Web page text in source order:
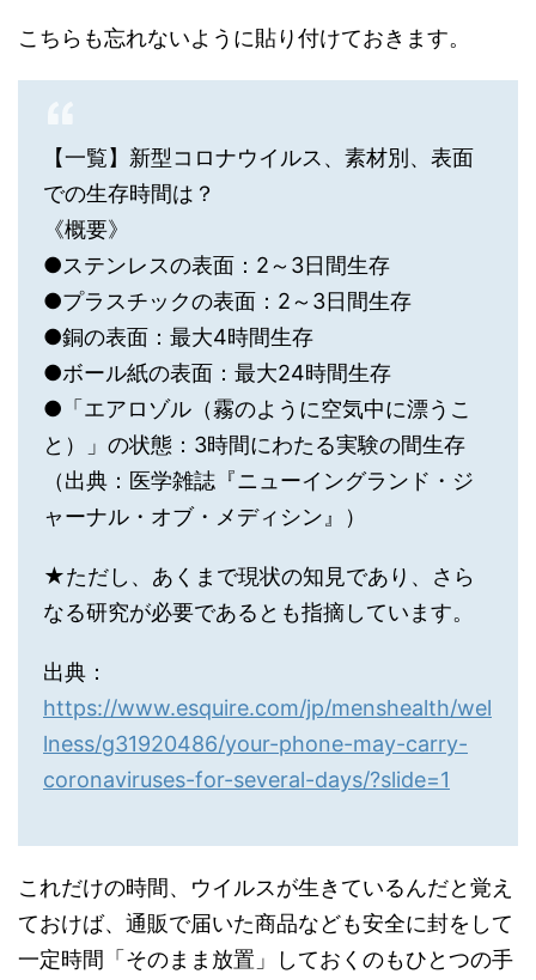
こちらも忘れないように貼り付けておきます。
【一覧】新型コロナウイルス、素材別、表面
での生存時間は？
《概要》
●ステンレスの表面：2～3日間生存
●プラスチックの表面：2～3日間生存
●銅の表面：最大4時間生存
●ボール紙の表面：最大24時間生存
●「エアロゾル（霧のように空気中に漂うこ
と）」の状態：3時間にわたる実験の間生存
（出典：医学雑誌『ニューイングランド・ジ
ャーナル・オブ・メディシン』）
★ただし、あくまで現状の知見であり、さら
なる研究が必要であるとも指摘しています。
出典：
https://www.esquire.com/jp/menshealth/wel
lness/g31920486/your-phone-may-carry-
coronaviruses-for-several-days/?slide=1
これだけの時間、ウイルスが生きているんだと覚え
ておけば、通販で届いた商品なども安全に封をして
一定時間「そのまま放置」しておくのもひとつの手